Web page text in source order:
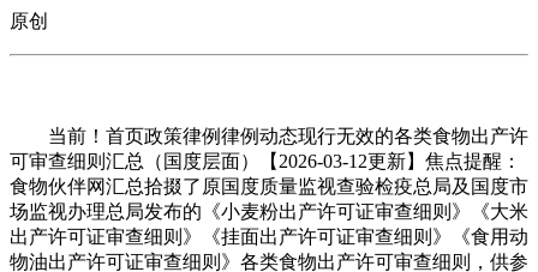
原创
当前！首页政策律例律例动态现行无效的各类食物出产许
可审查细则汇总（国度层面）【2026-03-12更新】焦点提醒：
食物伙伴网汇总拾掇了原国度质量监视查验检疫总局及国度市
场监视办理总局发布的《小麦粉出产许可证审查细则》《大米
出产许可证审查细则》《挂面出产许可证审查细则》《食用动
物油出产许可证审查细则》各类食物出产许可审查细则，供参